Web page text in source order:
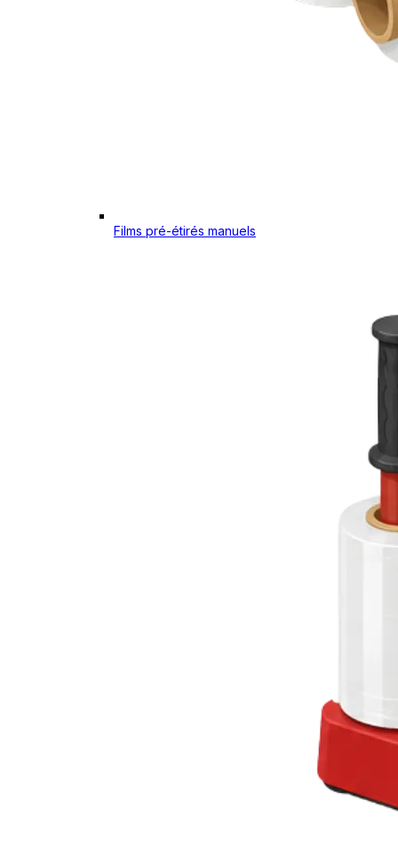
Films pré-étirés manuels